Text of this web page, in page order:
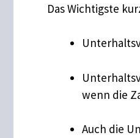
Das Wichtigste
wenn die
Auch die